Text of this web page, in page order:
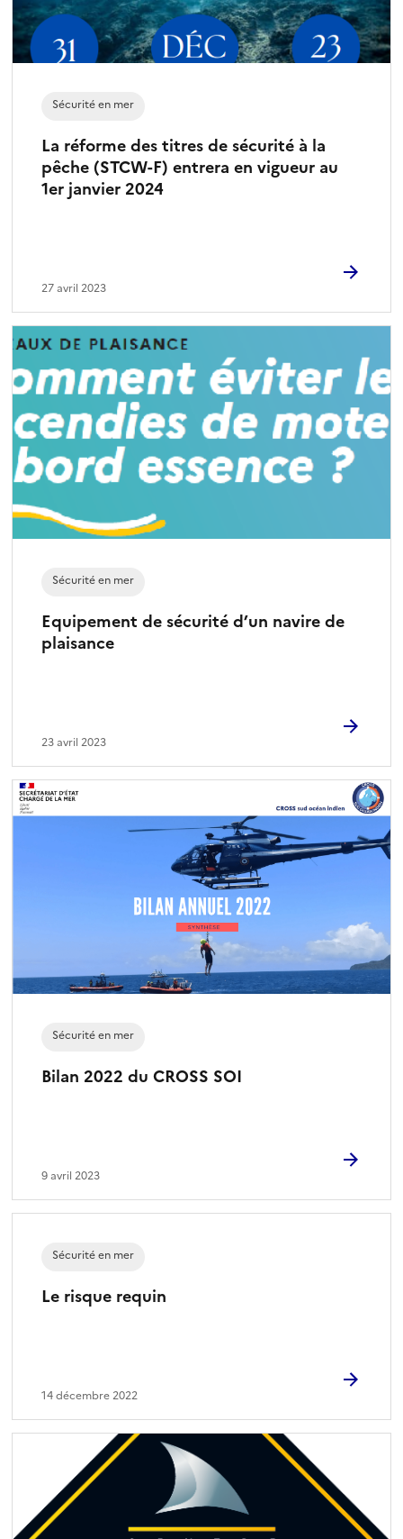
i
n
é
La réforme des titres de sécurité à la
pêche (STCW-F) entrera en vigueur au
1er janvier 2024
Sécurité en mer
27 avril 2023
Equipement de sécurité d’un navire de
plaisance
Sécurité en mer
23 avril 2023
Bilan 2022 du CROSS SOI
Sécurité en mer
9 avril 2023
Le risque requin
Sécurité en mer
14 décembre 2022